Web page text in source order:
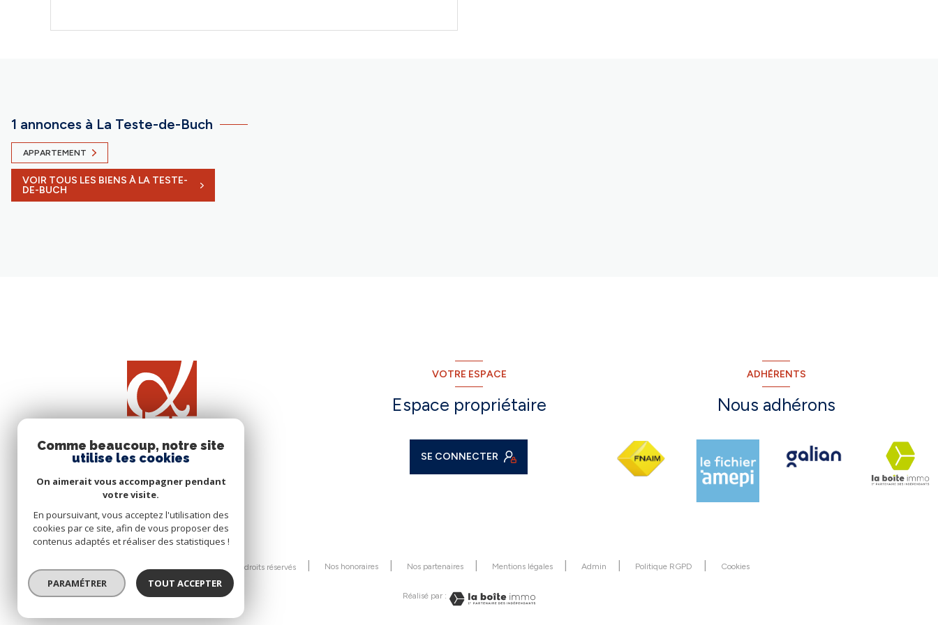
1 annonces à La Teste-de-Buch
APPARTEMENT
VOIR TOUS LES BIENS À LA TESTE-
DE-BUCH
VOTRE ESPACE
Espace propriétaire
SE CONNECTER
ADHÉRENTS
Nous adhérons
© 2026 | Tous droits réservés Nos honoraires Nos partenaires Mentions légales Admin Politique RGPD Cookies
Réalisé par :
Comme beaucoup, notre site
utilise les cookies
On aimerait vous accompagner pendant
votre visite.
En poursuivant, vous acceptez l'utilisation des
cookies par ce site, afin de vous proposer des
contenus adaptés et réaliser des statistiques !
PARAMÉTRER TOUT ACCEPTER